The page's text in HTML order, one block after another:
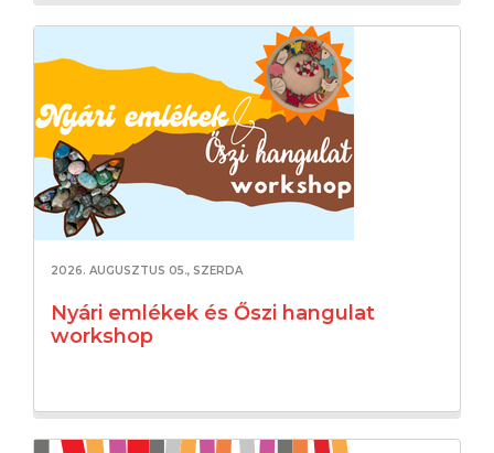
2026. AUGUSZTUS 05., SZERDA
Nyári emlékek és Őszi hangulat
workshop